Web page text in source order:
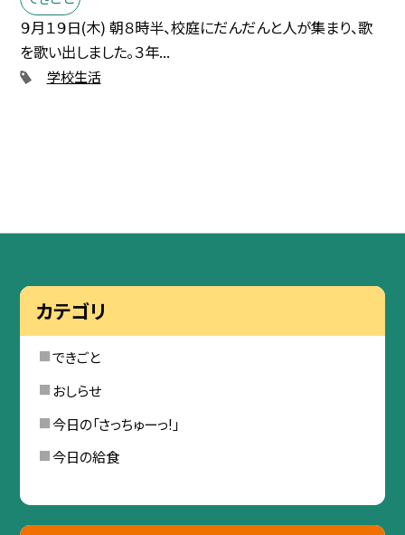
９月１９日(木) 朝８時半、校庭にだんだんと人が集まり、歌
を歌い出しました。３年...
学校生活
カテゴリ
できごと
おしらせ
今日の「さっちゅーっ!」
今日の給食